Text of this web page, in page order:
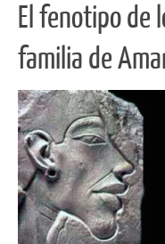
El fenotipo de
familia de